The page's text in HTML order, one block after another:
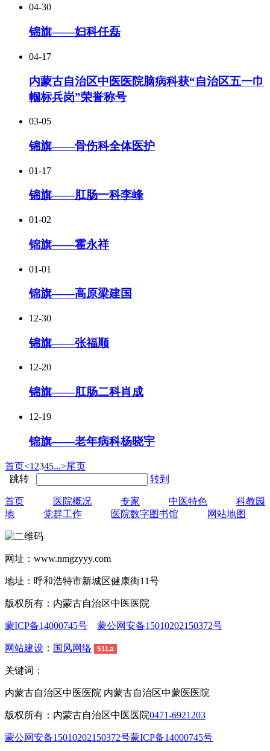
04-30
锦旗——妇科任磊
04-17
内蒙古自治区中医医院脑病科获“自治区五一巾
帼标兵岗”荣誉称号
03-05
锦旗——骨伤科全体医护
01-17
锦旗——肛肠一科李峰
01-02
锦旗——霍永祥
01-01
锦旗——高原梁建国
12-30
锦旗——张福顺
12-20
锦旗——肛肠二科肖成
12-19
锦旗——老年病科杨晓宇
首页<1 2345...>尾页
跳转
转到
首页 医院概况 专家 中医特色
科教园
地
党群工作 医院数字图书馆 网站地图
网址：www.nmgzyyy.com
地址：呼和浩特市新城区健康街11号
版权所有：内蒙古自治区中医医院
蒙ICP备14000745号 蒙公网安备15010202150372号
网站建设 ： 国风网络 51La
关键词：
内蒙古自治区中医医院 内蒙古自治区中蒙医医院
版权所有：内蒙古自治区中医医院0471-6921203
蒙公网安备15010202150372号蒙ICP备14000745号